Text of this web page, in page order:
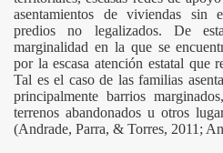
asentamientos de viviendas sin
predios no legalizados. De
marginalidad en la que se
por la escasa atención estatal que
Tal es el caso de las familias
principalmente barrios
terrenos abandonados u otros
(Andrade, Parra, & Torres, 2011;